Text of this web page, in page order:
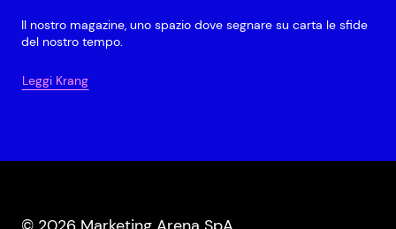
Il nostro magazine, uno spazio dove segnare su carta le sfide
del nostro tempo.
Leggi Krang